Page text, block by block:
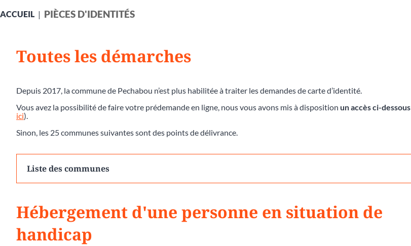
ACCUEIL PIÈCES D'IDENTITÉS
Toutes les démarches
Depuis 2017, la commune de Pechabou n’est plus habilitée à traiter les demandes de carte d’identité.
Vous avez la possibilité de faire votre prédemande en ligne, nous vous avons mis à disposition un accès ci-dessous
ici).
Sinon, les 25 communes suivantes sont des points de délivrance.
Liste des communes
Hébergement d'une personne en situation de
handicap